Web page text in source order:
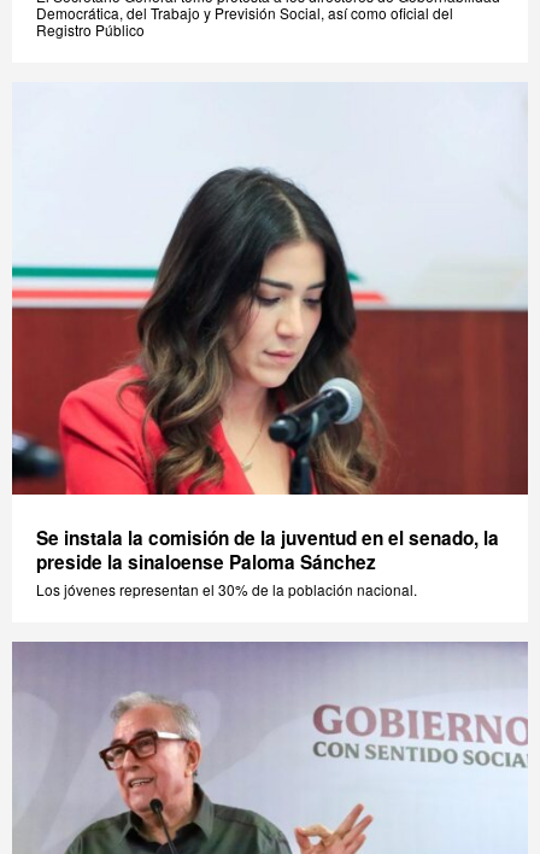
Democrática, del Trabajo y Previsión Social, así como oficial del
Registro Público
Se instala la comisión de la juventud en el senado, la
preside la sinaloense Paloma Sánchez
Los jóvenes representan el 30% de la población nacional.